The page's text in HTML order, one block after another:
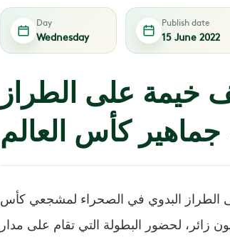
Day
Wednesday
Publish date
15 June 2022
خيمة على الطراز
كأس العالم
البدوي في الصحراء لمشجعي كأس
لكرة القدم مع سعي البلاد إلى جذب 1.2 مليون زائر، لحضور البطولة التي تقام على مدار